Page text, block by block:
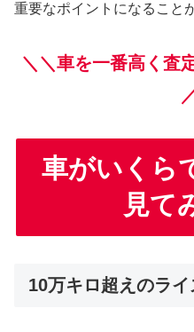
重要なポイントになること
＼＼車を一番高く査
車がいくら
見て
10万キロ超えのラ